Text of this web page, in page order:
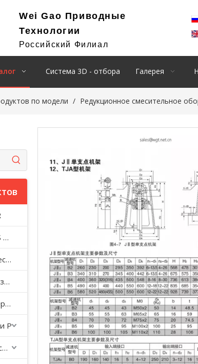
Wei Gao Приводные
Технологии
Российский Филиал
Система 3D - отбора Галерея
по модели / Редукционное смесительное
Червячный редуктор серии S с косозубой передачей
Редуктор с косозубой конической передачей серии K
Редуктор с цилиндрической зубчатой ​​передачей серии F с параллельным валом
Промышленный редуктор серии HB
P
Червячная коробка передач серии WP